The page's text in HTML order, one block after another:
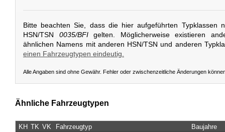
Bitte beachten Sie, dass die hier aufgeführten Typklassen
HSN/TSN 0035/BFIgelten. Möglicherweise existieren
ähnlichen Namens mit anderen HSN/TSN und anderen
einen Fahrzeugtypen eindeutig.
Alle Angaben sind ohne Gewähr. Fehler oder zwischenzeitliche Änderungen
Ähnliche Fahrzeugtypen
KH TK VK Fahrzeugtyp
Baujahre